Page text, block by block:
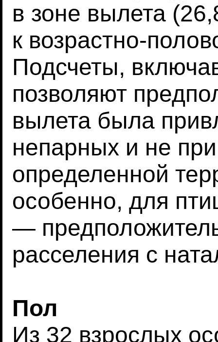
в зоне вылета
к возрастно-
Подсчеты,
позволяют
вылета была
непарных и не
определенной
особенно, для
—
расселения с
Пол
Из 32 взрослых